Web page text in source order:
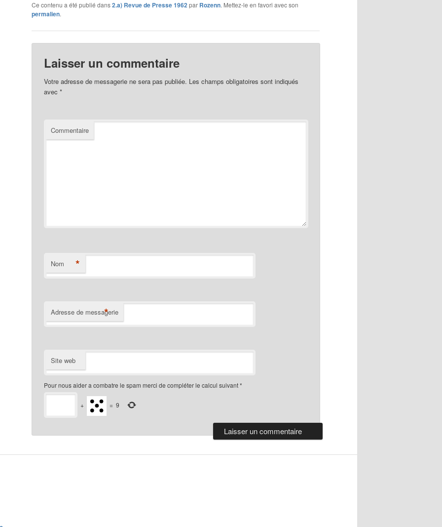
Ce contenu a été publié dans2.a) Revue de Presse 1962par Rozenn. Mettez-le en favori avec son
permalien.
Laisser un commentaire
Votre adresse de messagerie ne sera pas publiée. Les champs obligatoires sont indiqués
avec*
Commentaire
Nom *
Adresse de messagerie
*
Site web
Pour nous aider a combatre le spam merci de compléter le calcul suivant*
+ = 9